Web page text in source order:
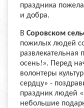
праздника
и добра.
В Соровском
пожилых людей
развлекательная
осень!». Перед
волонтеры
сердцу» -
праздник людей
небольшие